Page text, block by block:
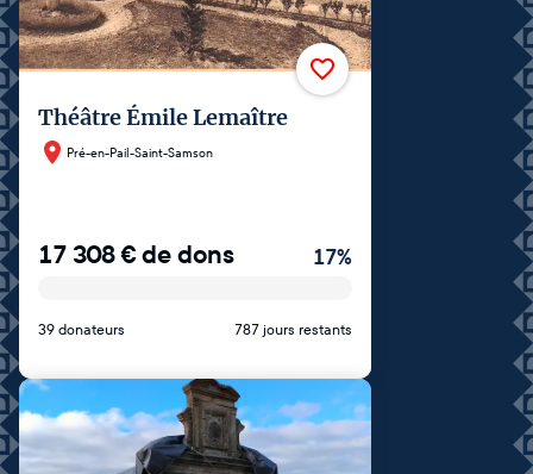
Théâtre Émile Lemaître
Pré-en-Pail-Saint-Samson
17 308€de dons 17%
39 donateurs 787 jours restants